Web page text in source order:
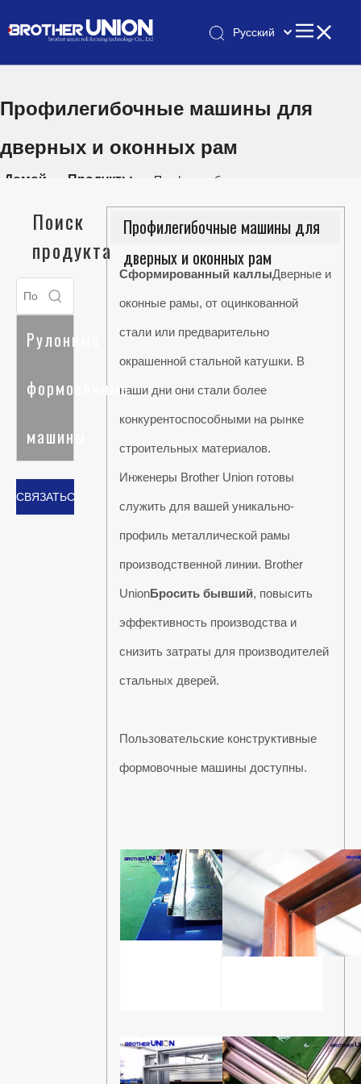
Pусский
Профилегибочные машины для
дверных и оконных рам
Домой Продукты
Профилегибочные машины для
дверных и оконных рам
Поиск
продукта
Рулонные
формовочные
машины
СВЯЗАТЬСЯ
Профилегибочные машины для
дверных и оконных рам
Сформированный каллыДверные и
оконные рамы, от оцинкованной
стали или предварительно
окрашенной стальной катушки. В
наши дни они стали более
конкурентоспособными на рынке
строительных материалов.
Инженеры Brother Union готовы
служить для вашей уникально-
профиль металлической рамы
производственной линии. Brother
UnionБросить бывший, повысить
эффективность производства и
снизить затраты для производителей
стальных дверей.
Пользовательские конструктивные
формовочные машины доступны.
для
производства
дверных
рам
из
оцинкованной
машина
для